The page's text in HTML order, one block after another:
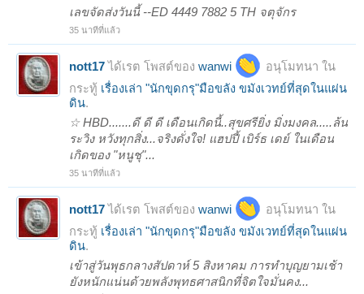
เลขจัดส่งวันนี้ --ED 4449 7882 5 TH จตุจักร
35 นาทีที่แล้ว
nott17ได้เรต โพสต์ของ wanwi
อนุโมทนา ใน
กระทู้ เรื่องเล่า "นักขุดกรุ"มือขลัง ขมังเวทย์ที่สุดในแผ่น
ดิน.
☆ HBD.......ดี ดี ดี เดือนเกิดนี้..สุขศรียิ่ง มิ่งมงคล.....ล้น
ระวิง หวังทุกสิ่ง...จริงดั่งใจ! แฮปปี้ เบิร์ธ เดย์ ในเดือน
เกิดของ "หนูชุ"...
35 นาทีที่แล้ว
nott17ได้เรต โพสต์ของ wanwi
อนุโมทนา ใน
กระทู้ เรื่องเล่า "นักขุดกรุ"มือขลัง ขมังเวทย์ที่สุดในแผ่น
ดิน.
เข้าสู่วันพุธกลางสัปดาห์ 5 สิงหาคม การทำบุญยามเช้า
ยังหนักแน่นด้วยพลังพุทธศาสนิกที่จิตใจมั่นคง...